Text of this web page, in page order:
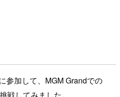
参加して、MGM Grandでの